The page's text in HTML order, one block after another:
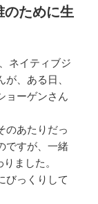
ために生
ネイティブジ
、ある日、
ョーゲンさん
のあたりだっ
ですが、一緒
ました。
びっくりして